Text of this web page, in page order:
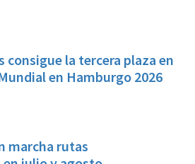
consigue la tercera plaza en
en Hamburgo 2026
marcha rutas